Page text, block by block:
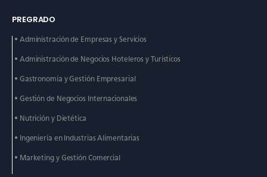
PREGRADO
• Administración de Empresas y Servicios
• Administración de Negocios Hoteleros y Turísticos
• Gastronomía y Gestión Empresarial
• Gestión de Negocios Internacionales
• Nutrición y Dietética
• Ingeniería en IndustriasAlimentarias
• Marketing y Gestión Comercial